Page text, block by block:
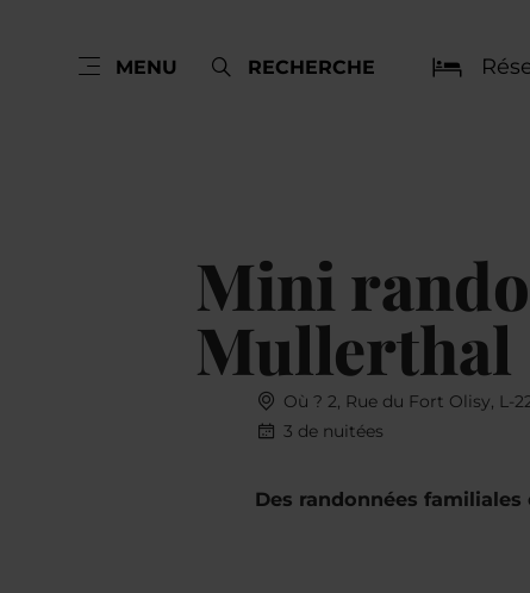
MENU RECHERCHE
Mini
Mullerthal
Où ? 2, Rue du Fort Olisy, L-
3 de nuitées
Des randonnées